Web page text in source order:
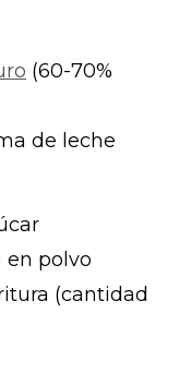
(60-70%
de leche
en polvo
(cantidad